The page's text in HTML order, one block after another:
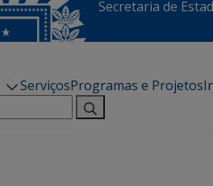
Secretaria de
ServiçosProgramas e Projetos